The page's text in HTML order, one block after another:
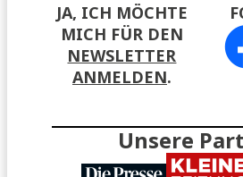
JA, ICH MÖCHTE
MICH FÜR DEN
NEWSLETTER
ANMELDEN.
Unsere